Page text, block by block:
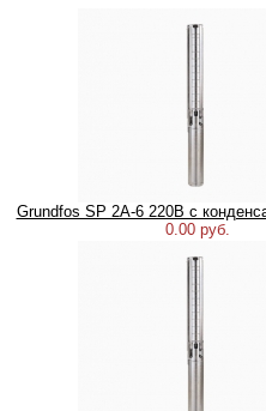
Grundfos SP 2A-6 220В с
0.00 руб.